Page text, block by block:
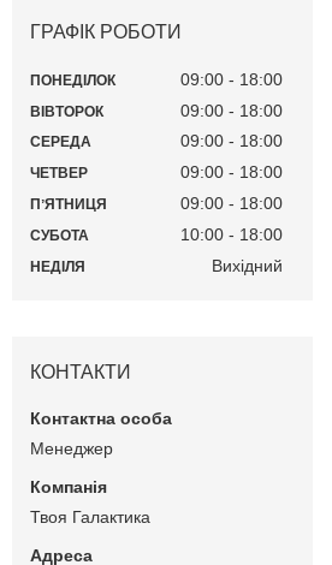
ГРАФІК РОБОТИ
ПОНЕДІЛОК 09:00 18:00
ВІВТОРОК 09:00 18:00
СЕРЕДА 09:00 18:00
ЧЕТВЕР 09:00 18:00
ПʼЯТНИЦЯ 09:00 18:00
СУБОТА 10:00 18:00
НЕДІЛЯ Вихідний
КОНТАКТИ
Менеджер
Твоя Галактика